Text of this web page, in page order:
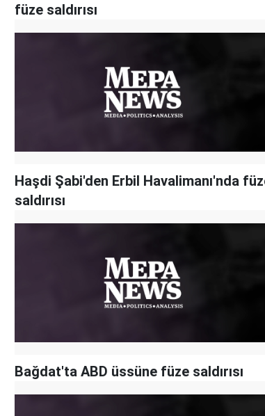
füze saldırısı
Haşdi Şabi'den Erbil Havalimanı'nda
saldırısı
Bağdat'ta ABD üssüne füze saldırısı